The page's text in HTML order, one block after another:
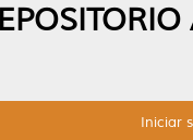
Iniciar